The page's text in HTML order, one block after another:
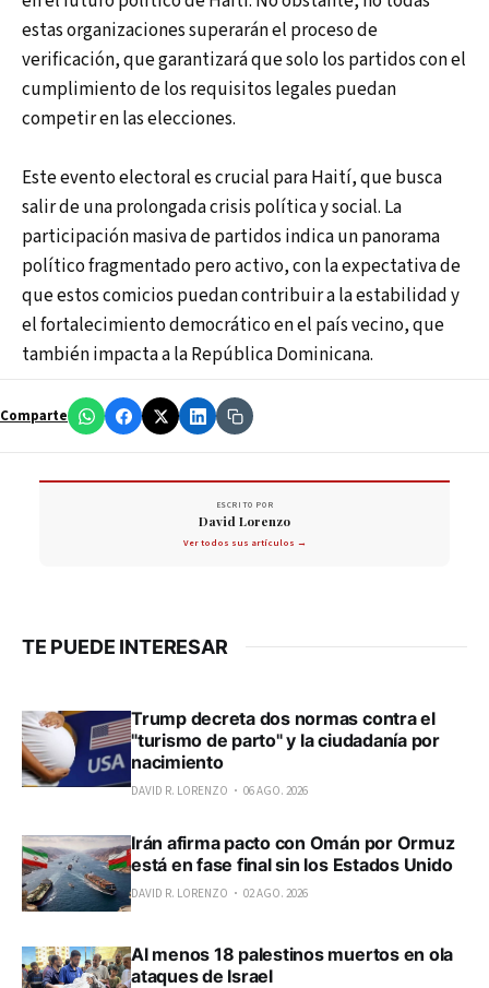
estas organizaciones superarán el proceso de
verificación, que garantizará que solo los partidos con el
cumplimiento de los requisitos legales puedan
competir en las elecciones.
Este evento electoral es crucial para Haití, que busca
salir de una prolongada crisis política y social. La
participación masiva de partidos indica un panorama
político fragmentado pero activo, con la expectativa de
que estos comicios puedan contribuir a la estabilidad y
el fortalecimiento democrático en el país vecino, que
también impacta a la República Dominicana.
Comparte
ESCRITO POR
David Lorenzo
Ver todos sus artículos →
TE PUEDE INTERESAR
Trump decreta dos normas contra el
"turismo de parto" y la ciudadanía por
nacimiento
DAVID R. LORENZO 06 AGO. 2026
Irán afirma pacto con Omán por Ormuz
está en fase final sin los Estados Unido
DAVID R. LORENZO 02 AGO. 2026
Al menos 18 palestinos muertos en ola
ataques de Israel